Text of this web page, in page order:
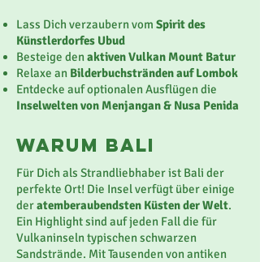
Lass Dich verzaubern vom Spirit des
Künstlerdorfes Ubud
Besteige denaktiven Vulkan Mount Batur
Relaxe an Bilderbuchstränden auf Lombok
Entdecke auf optionalen Ausflügen die
Inselwelten von Menjangan & Nusa Penida
Warum BALI
Für Dich als Strandliebhaber ist Bali der
perfekte Ort! Die Insel verfügt über einige
deratemberaubendsten Küsten der Welt.
Ein Highlight sind auf jeden Fall die für
Vulkaninseln typischen schwarzen
Sandstrände. Mit Tausenden von antiken